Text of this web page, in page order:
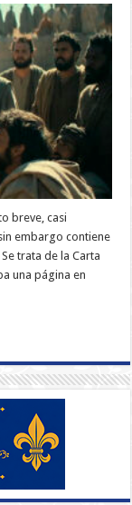
breve, casi
embargo contiene
trata de la Carta
una página en